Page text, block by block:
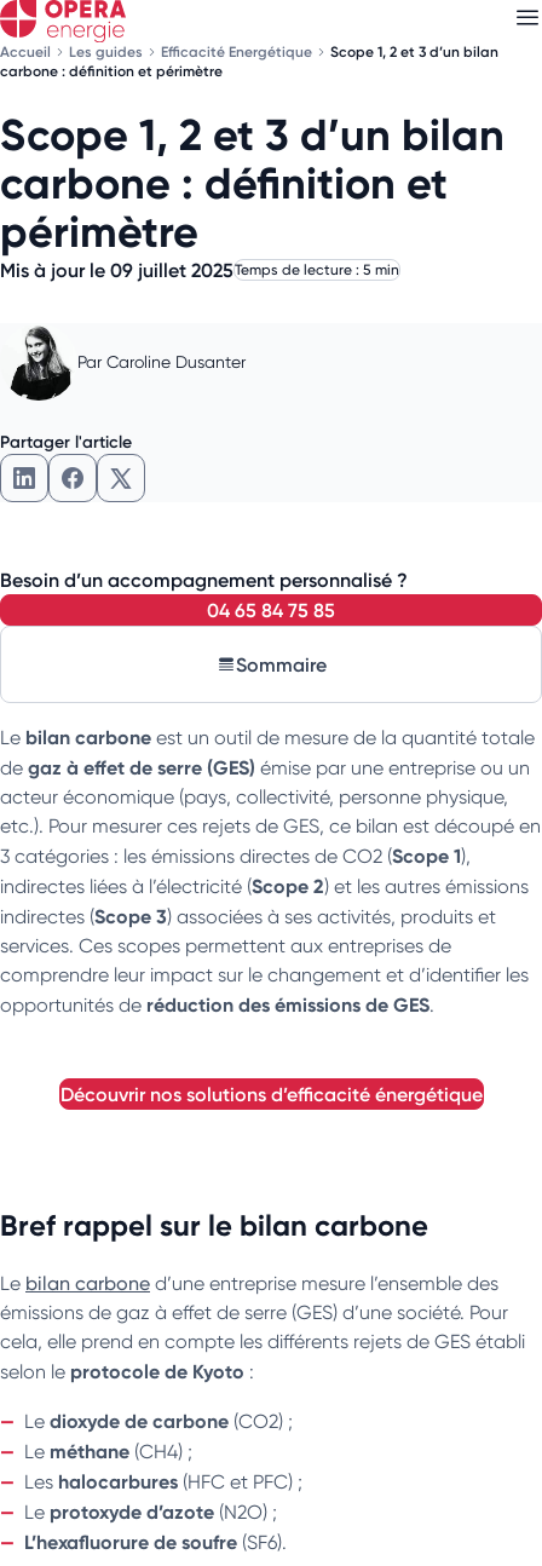
Accueil Les guides Efficacité Energétique
Scope 1, 2 et 3 d’un bilan
carbone : définition et périmètre
Scope 1, 2 et 3 d’un bilan
carbone : définition et
périmètre
Mis à jour le 09 juillet 2025Temps de lecture : 5 min
Par Caroline Dusanter
Partager l'article
Partager l'article sur LinkedIn
Partager l'article sur Facebook
Partager l'article sur X
Besoin d’un accompagnement personnalisé ?
04 65 84 75 85
Sommaire
Le bilan carbone est un outil de mesure de la quantité totale
de gaz à effet de serre (GES) émise par une entreprise ou un
acteur économique (pays, collectivité, personne physique,
etc.). Pour mesurer ces rejets de GES, ce bilan est découpé en
3 catégories : les émissions directes de CO2 (Scope 1),
indirectes liées à l’électricité (Scope 2) et les autres émissions
indirectes (Scope 3) associées à ses activités, produits et
services. Ces scopes permettent aux entreprises de
comprendre leur impact sur le changement et d’identifier les
opportunités de réduction des émissions de GES.
découvrir nos solutions d’efficacité énergétique
Bref rappel sur le bilan carbone
Le bilan carbone d’une entreprise mesure l’ensemble des
émissions de gaz à effet de serre (GES) d’une société. Pour
cela, elle prend en compte les différents rejets de GES établi
selon le protocole de Kyoto :
Le dioxyde de carbone (CO2) ;
Le méthane (CH4) ;
Les halocarbures (HFC et PFC) ;
Le protoxyde d’azote (N2O) ;
L’hexafluorure de soufre (SF6).
Découvrez nos newsletters
Choisissez les newsletters qui vous intéressent